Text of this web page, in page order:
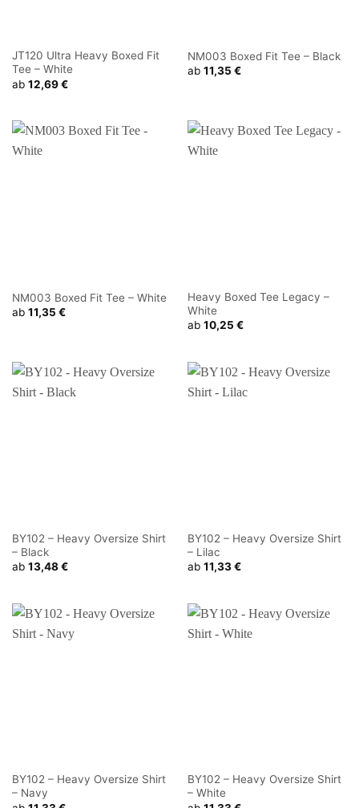
JT120 Ultra Heavy Boxed Fit
Tee – White
ab 12,69€
NM003 Boxed Fit Tee – Black
ab 11,35 €
NM003 Boxed Fit Tee – White
ab 11,35 €
Heavy Boxed Tee Legacy –
White
ab 10,25 €
BY102 – Heavy Oversize Shirt
– Black
ab 13,48€
BY102 – Heavy Oversize Shirt
– Lilac
ab 11,33€
BY102 – Heavy Oversize Shirt
– Navy
BY102 – Heavy Oversize Shirt
– White